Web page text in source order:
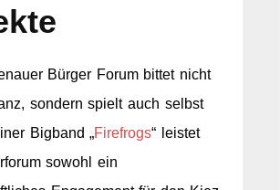
Bürger Forum bittet nicht
sondern spielt auch selbst
Bigband „Firefrogs“ leistet
sowohl ein